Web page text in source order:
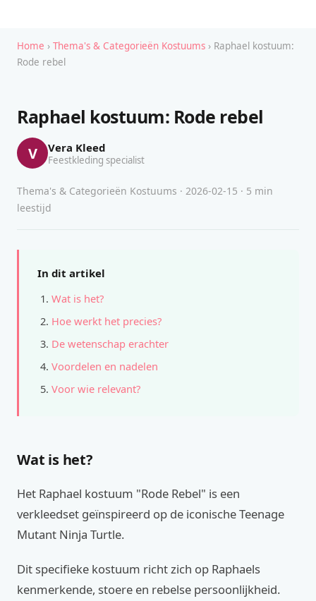
Home › Thema's & Categorieën Kostuums › Raphael kostuum:
Rode rebel
Raphael kostuum: Rode rebel
V Vera Kleed
Feestkleding specialist
Thema's & Categorieën Kostuums · 2026-02-15 · 5 min
leestijd
In dit artikel
Wat is het?
Hoe werkt het precies?
De wetenschap erachter
Voordelen en nadelen
Voor wie relevant?
Wat is het?
Het Raphael kostuum "Rode Rebel" is een
verkleedset geïnspireerd op de iconische Teenage
Mutant Ninja Turtle.
Dit specifieke kostuum richt zich op Raphaels
kenmerkende, stoere en rebelse persoonlijkheid.